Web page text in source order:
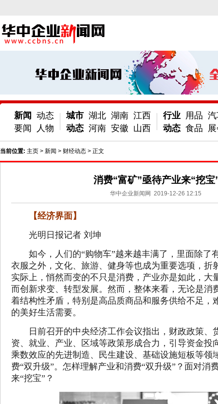
新闻
要闻
动态
人物
城市
动态
湖北 湖南 江西
河南 安徽 山西
行业
动态
用品
食品
当前位置: 主页 > 新闻 > 财经动态 > 正文
消费“富矿”亟待产业来“挖宝
华中企业新闻网 2019-12-26 12:15
【经济界面】
光明日报记者 刘坤
如今，人们的“购物车”越来越丰满了，里面除了
衣服之外，文化、旅游、健身等也成为重要选项，折
实际上，悄然而变的不只是消费，产业亦是如此，大
而创新求变、转型发展。然而，整体来看，无论是消
着结构性矛盾，特别是高品质商品和服务供给不足，
的美好生活需要。
日前召开的中央经济工作会议指出，财政政策、
资、就业、产业、区域等政策形成合力，引导资金投
乘数效应的先进制造、民生建设、基础设施短板等领
费“双升级”。怎样理解产业和消费“双升级”？面对消
来“挖宝”？